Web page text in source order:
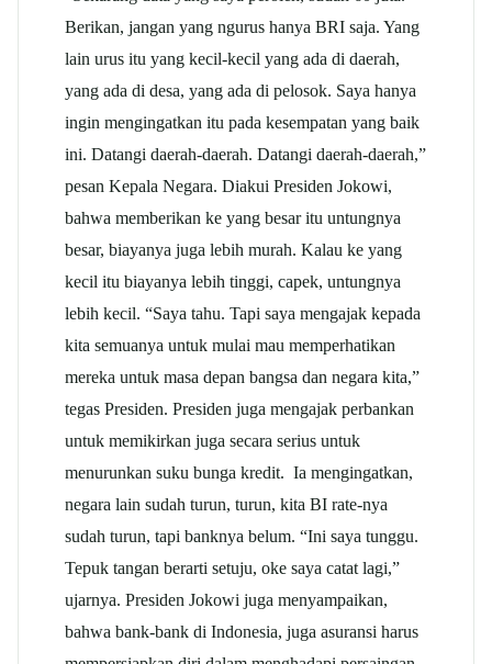
Berikan, jangan yang ngurus hanya BRI saja. Yang
lain urus itu yang kecil-kecil yang ada di daerah,
yang ada di desa, yang ada di pelosok. Saya hanya
ingin mengingatkan itu pada kesempatan yang baik
ini. Datangi daerah-daerah. Datangi daerah-daerah,”
pesan Kepala Negara. Diakui Presiden Jokowi,
bahwa memberikan ke yang besar itu untungnya
besar, biayanya juga lebih murah. Kalau ke yang
kecil itu biayanya lebih tinggi, capek, untungnya
lebih kecil. “Saya tahu. Tapi saya mengajak kepada
kita semuanya untuk mulai mau memperhatikan
mereka untuk masa depan bangsa dan negara kita,”
tegas Presiden. Presiden juga mengajak perbankan
untuk memikirkan juga secara serius untuk
menurunkan suku bunga kredit. Ia mengingatkan,
negara lain sudah turun, turun, kita BI rate-nya
sudah turun, tapi banknya belum. “Ini saya tunggu.
Tepuk tangan berarti setuju, oke saya catat lagi,”
ujarnya. Presiden Jokowi juga menyampaikan,
bahwa bank-bank di Indonesia, juga asuransi harus